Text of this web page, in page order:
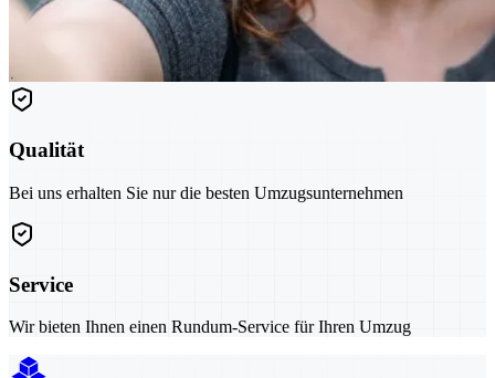
Qualität
Bei uns erhalten Sie nur die besten Umzugsunternehmen
Service
Wir bieten Ihnen einen Rundum-Service für Ihren Umzug